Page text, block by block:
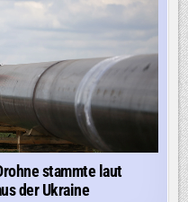
stammte laut
der Ukraine